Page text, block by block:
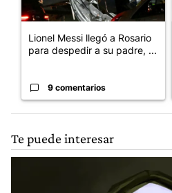
Lionel Messi llegó a Rosario
para despedir a su padre, ...
9 comentarios